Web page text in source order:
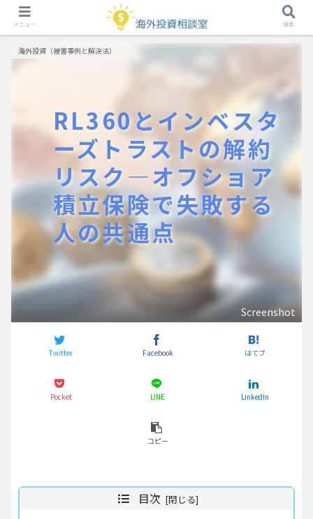
RL360とインベスタ
ーズトラストの解約
リスク―オフショア
積立保険で失敗する
人の共通点
海外投資（被害事例と解決法）
Screenshot
Twitter Facebook はてブ
Pocket LINE LinkedIn
コピー
目次
メニュー 検索